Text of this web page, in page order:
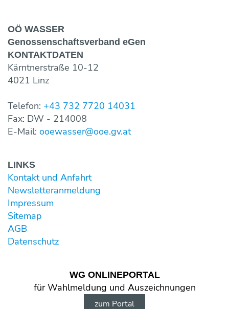
OÖ WASSER
Genossen­schaftsverband eGen
KONTAKT­DATEN
Kärntnerstraße 10-12
4021 Linz
Telefon: +43 732 7720 14031
Fax: DW - 214008
E-Mail: ooewasser@ooe.gv.at
LINKS
Kontakt und Anfahrt
Newsletter­anmeldung
Impressum
Sitemap
AGB
Datenschutz
WG ONLINE­PORTAL
für Wahl­meldung und Aus­zeichnungen
zum Portal